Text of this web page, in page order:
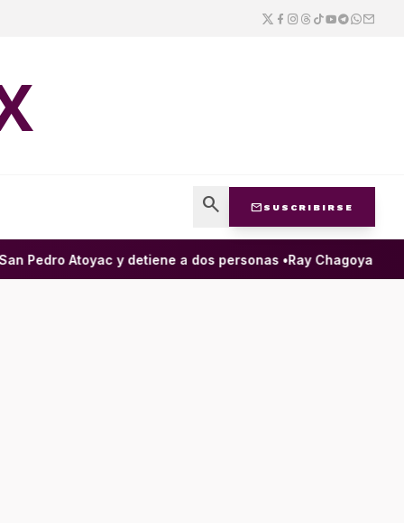
search mail SUSCRIBIRSE
Atoyac y detiene a dos personas •Ray Chagoya